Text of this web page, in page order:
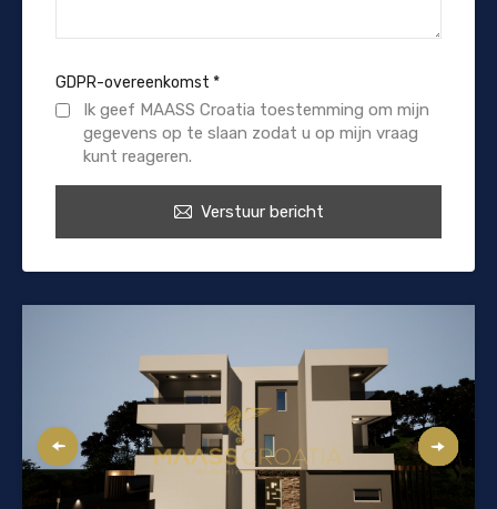
GDPR-overeenkomst *
Ik geef MAASS Croatia toestemming om mijn
gegevens op te slaan zodat u op mijn vraag
kunt reageren.
Verstuur bericht